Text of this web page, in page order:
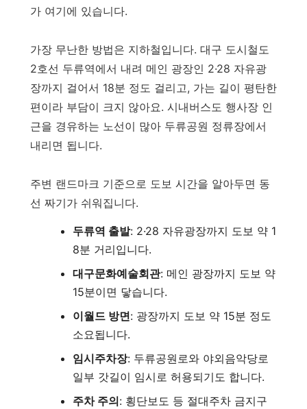
가 여기에 있습니다.
가장 무난한 방법은 지하철입니다. 대구 도시철도
2호선 두류역에서 내려 메인 광장인 2·28 자유광
장까지 걸어서 18분 정도 걸리고, 가는 길이 평탄한
편이라 부담이 크지 않아요. 시내버스도 행사장 인
근을 경유하는 노선이 많아 두류공원 정류장에서
내리면 됩니다.
주변 랜드마크 기준으로 도보 시간을 알아두면 동
선 짜기가 쉬워집니다.
두류역 출발: 2·28 자유광장까지 도보 약 1
8분 거리입니다.
대구문화예술회관: 메인 광장까지 도보 약
15분이면 닿습니다.
이월드 방면: 광장까지 도보 약 15분 정도
소요됩니다.
임시주차장: 두류공원로와 야외음악당로
일부 갓길이 임시로 허용되기도 합니다.
주차 주의: 횡단보도 등 절대주차 금지구